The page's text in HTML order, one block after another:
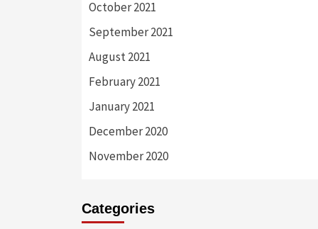
October 2021
September 2021
August 2021
February 2021
January 2021
December 2020
November 2020
Categories